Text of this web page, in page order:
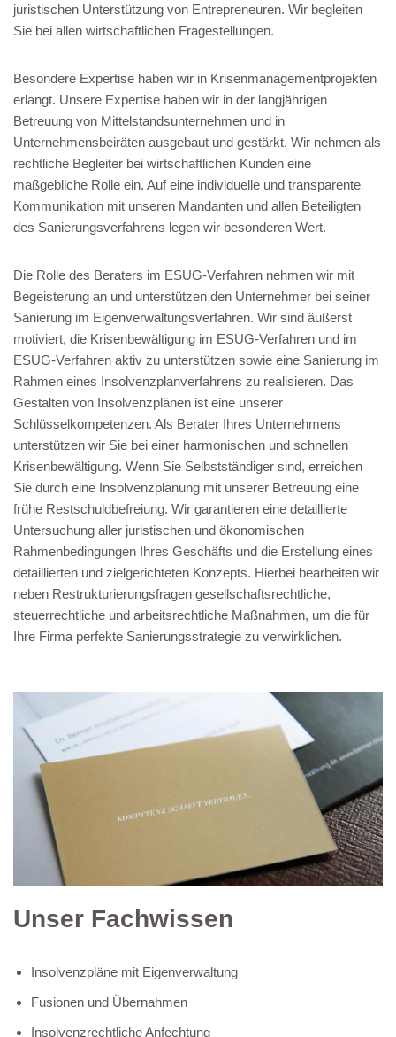
juristischen Unterstützung von Entrepreneuren. Wir begleiten
Sie bei allen wirtschaftlichen Fragestellungen.
Besondere Expertise haben wir in Krisenmanagementprojekten
erlangt. Unsere Expertise haben wir in der langjährigen
Betreuung von Mittelstandsunternehmen und in
Unternehmensbeiräten ausgebaut und gestärkt. Wir nehmen als
rechtliche Begleiter bei wirtschaftlichen Kunden eine
maßgebliche Rolle ein. Auf eine individuelle und transparente
Kommunikation mit unseren Mandanten und allen Beteiligten
des Sanierungsverfahrens legen wir besonderen Wert.
Die Rolle des Beraters im ESUG-Verfahren nehmen wir mit
Begeisterung an und unterstützen den Unternehmer bei seiner
Sanierung im Eigenverwaltungsverfahren. Wir sind äußerst
motiviert, die Krisenbewältigung im ESUG-Verfahren und im
ESUG-Verfahren aktiv zu unterstützen sowie eine Sanierung im
Rahmen eines Insolvenzplanverfahrens zu realisieren. Das
Gestalten von Insolvenzplänen ist eine unserer
Schlüsselkompetenzen. Als Berater Ihres Unternehmens
unterstützen wir Sie bei einer harmonischen und schnellen
Krisenbewältigung. Wenn Sie Selbstständiger sind, erreichen
Sie durch eine Insolvenzplanung mit unserer Betreuung eine
frühe Restschuldbefreiung. Wir garantieren eine detaillierte
Untersuchung aller juristischen und ökonomischen
Rahmenbedingungen Ihres Geschäfts und die Erstellung eines
detaillierten und zielgerichteten Konzepts. Hierbei bearbeiten wir
neben Restrukturierungsfragen gesellschaftsrechtliche,
steuerrechtliche und arbeitsrechtliche Maßnahmen, um die für
Ihre Firma perfekte Sanierungsstrategie zu verwirklichen.
Unser Fachwissen
Insolvenzpläne mit Eigenverwaltung
Fusionen und Übernahmen
Insolvenzrechtliche Anfechtung